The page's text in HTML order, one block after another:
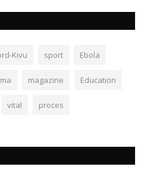
Kivu sport Ebola
magazine Education
vital proces